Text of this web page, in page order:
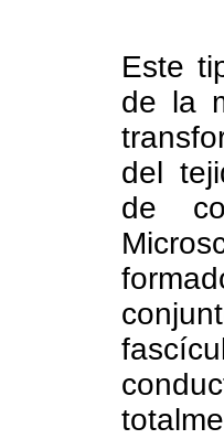
Este
de la
del
de